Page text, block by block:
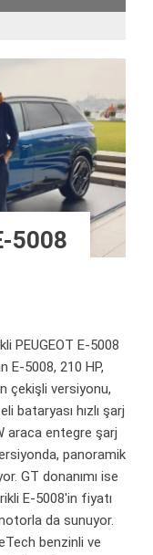
5008
PEUGEOT E-5008
E-5008, 210 HP,
çekişli versiyonu,
bataryası hızlı şarj
araca entegre şarj
panoramik
GT donanımı ise
E-5008'in fiyatı
da sunuyor.
benzinli ve